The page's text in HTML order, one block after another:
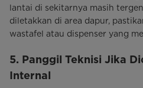
lantai di sekitarnya masih
diletakkan di area dapur,
wastafel atau dispenser yang
5. Panggil Teknisi Jika
Internal